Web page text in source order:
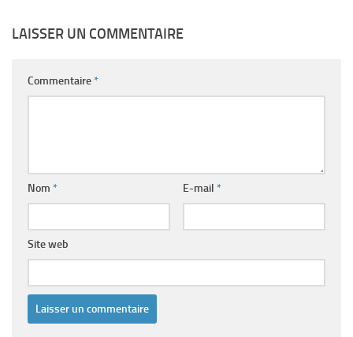
LAISSER UN COMMENTAIRE
Commentaire*
Nom * E-mail *
Site web